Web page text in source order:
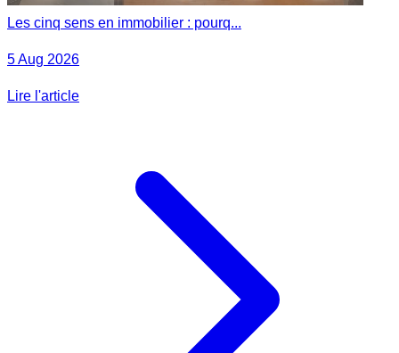
Les cinq sens en immobilier : pourq...
5 Aug 2026
Lire l'article